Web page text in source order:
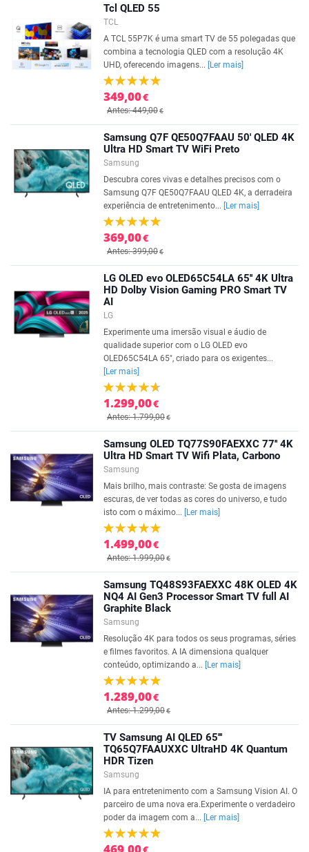
Tcl QLED 55
TCL
A TCL 55P7K é uma smart TV de 55 polegadas que
combina a tecnologia QLED com a resolução 4K
UHD, oferecendo imagens...
[Ler mais]
349,00€
Antes: 449,00€
Samsung Q7F QE50Q7FAAU 50' QLED 4K
Ultra HD Smart TV WiFi Preto
Samsung
Descubra cores vivas e detalhes precisos com o
Samsung Q7F QE50Q7FAAU QLED 4K, a derradeira
experiência de entretenimento...
[Ler mais]
369,00€
Antes: 399,00€
LG OLED evo OLED65C54LA 65'' 4K Ultra
HD Dolby Vision Gaming PRO Smart TV
AI
LG
Experimente uma imersão visual e áudio de
qualidade superior com o LG OLED evo
OLED65C54LA 65", criado para os exigentes...
[Ler mais]
1.299,00€
Antes: 1.799,00€
Samsung OLED TQ77S90FAEXXC 77'' 4K
Ultra HD Smart TV Wifi Plata, Carbono
Samsung
Mais brilho, mais contraste: Se gosta de imagens
escuras, de ver todas as cores do universo, e tudo
isto com o máximo...
[Ler mais]
1.499,00€
Antes: 1.999,00€
Samsung TQ48S93FAEXXC 48K OLED 4K
NQ4 AI Gen3 Processor Smart TV full AI
Graphite Black
Samsung
Resolução 4K para todos os seus programas, séries
e filmes favoritos. A IA dimensiona qualquer
conteúdo, optimizando a...
[Ler mais]
1.289,00€
Antes: 1.299,00€
TV Samsung AI QLED 65'''
TQ65Q7FAAUXXC UltraHD 4K Quantum
HDR Tizen
Samsung
IA para entretenimento com a Samsung Vision AI. O
parceiro de uma nova era.Experimente o verdadeiro
poder da imagem com a...
[Ler mais]